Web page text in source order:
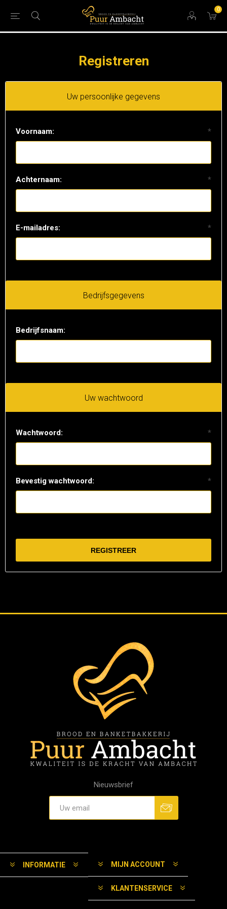
0
Registreren
Uw persoonlijke gegevens
Voornaam: *
Achternaam: *
E-mailadres: *
Bedrijfsgegevens
Bedrijfsnaam:
Uw wachtwoord
Wachtwoord: *
Bevestig wachtwoord: *
Nieuwsbrief
INFORMATIE MIJN ACCOUNT
KLANTENSERVICE